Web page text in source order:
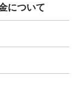
について